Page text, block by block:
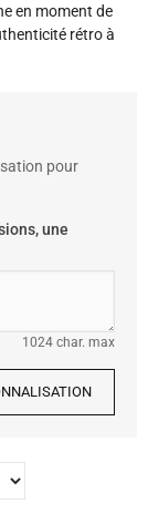
en moment de
rétro à
pour
une
1024 char. max